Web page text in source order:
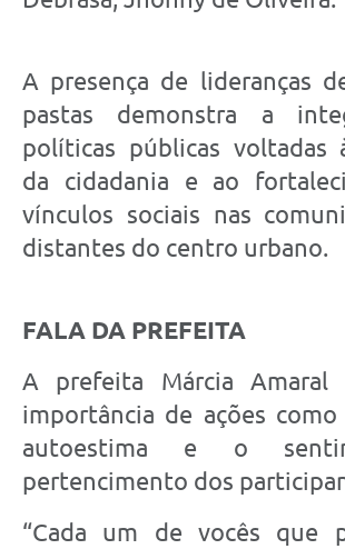
A presença de lideranças
pastas demonstra a
políticas públicas voltadas
da cidadania e ao
vínculos sociais nas
distantes do centro urbano.
FALA DA PREFEITA
A prefeita Márcia Amaral
importância de ações como
autoestima e o
pertencimento dos
“Cada um de vocês que